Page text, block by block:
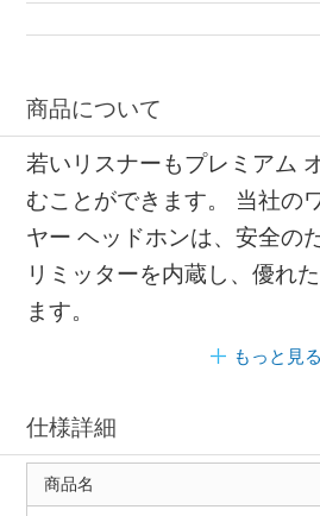
商品について
若いリスナーもプレミアム
むことができます。 当社の
ヤー ヘッドホンは、安全の
リミッターを内蔵し、優れ
ます。
もっと見る
仕様詳細
商品名